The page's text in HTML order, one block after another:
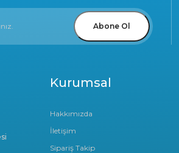
Abone Ol
Kurumsal
Hakkımızda
İletişim
Sipariş Takip